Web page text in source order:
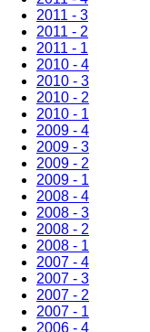
2011 - 3
2011 - 2
2011 - 1
2010 - 4
2010 - 3
2010 - 2
2010 - 1
2009 - 4
2009 - 3
2009 - 2
2009 - 1
2008 - 4
2008 - 3
2008 - 2
2008 - 1
2007 - 4
2007 - 3
2007 - 2
2007 - 1
2006 - 4